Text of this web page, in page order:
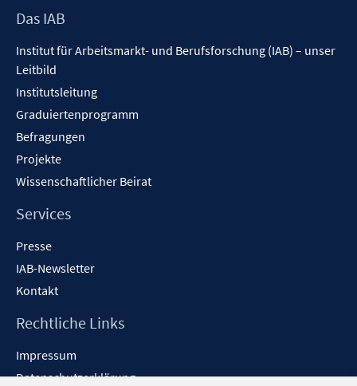
Footer
Das IAB
Institut für Arbeitsmarkt- und Berufsforschung (IAB) – unser
Leitbild
Institutsleitung
Graduiertenprogramm
Befragungen
Projekte
Wissenschaftlicher Beirat
Services
Presse
IAB-Newsletter
Kontakt
Rechtliche Links
Impressum
Datenschutzerklärung